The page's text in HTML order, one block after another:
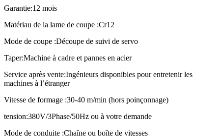
Garantie:12 mois
Matériau de la lame de coupe :Cr12
Mode de coupe :Découpe de suivi de servo
Taper:Machine à cadre et pannes en acier
Service après vente:Ingénieurs disponibles pour entretenir les
machines à l’étranger
Vitesse de formage :30-40 m/min (hors poinçonnage)
tension:380V/3Phase/50Hz ou à votre demande
Mode de conduite :Chaîne ou boîte de vitesses